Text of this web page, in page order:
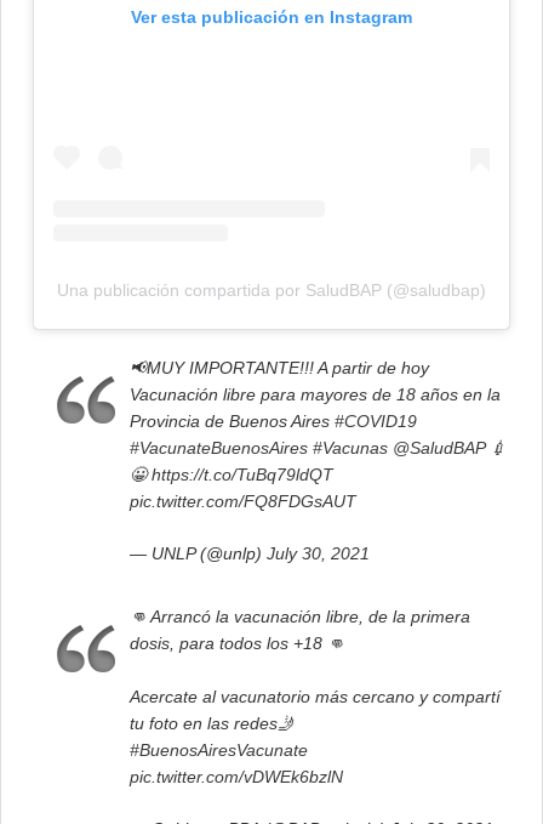
Ver esta publicación en Instagram
Una publicación compartida por SaludBAP (@saludbap)
📢MUY IMPORTANTE!!! A partir de hoy
Vacunación libre para mayores de 18 años en la
Provincia de Buenos Aires #COVID19
#VacunateBuenosAires #Vacunas @SaludBAP💉
😀https://t.co/TuBq79ldQT
pic.twitter.com/FQ8FDGsAUT
— UNLP (@unlp) July 30, 2021
👊 Arrancó la vacunación libre, de la primera
dosis, para todos los +18 👊
Acercate al vacunatorio más cercano y compartí
tu foto en las redes🤳
#BuenosAiresVacunate
pic.twitter.com/vDWEk6bzlN